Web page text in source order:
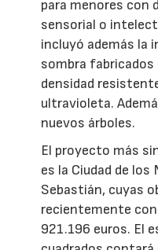
para menores con
sensorial o
incluyó además la
sombra
densidad
ultravioleta.
nuevos árboles.
El proyecto más
es la Ciudad de los
Sebastián, cuyas
recientemente
921.196 euros. El